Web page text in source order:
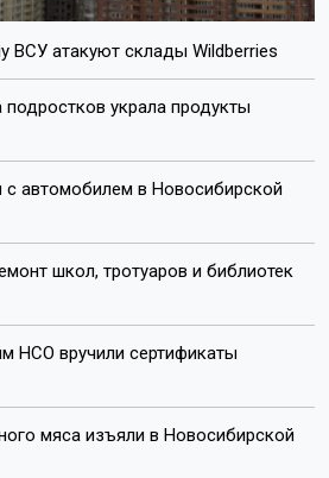
ВСУ атакуют склады Wildberries
украла продукты
с автомобилем в Новосибирской
школ, тротуаров и библиотек
НСО вручили сертификаты
мяса изъяли в Новосибирской